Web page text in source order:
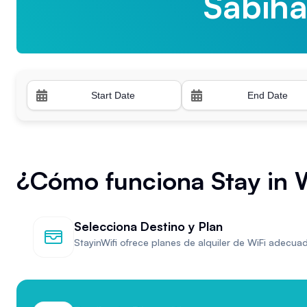
¿Cómo funciona Stay in
Selecciona Destino y Plan
StayinWifi ofrece planes de alquiler de WiFi